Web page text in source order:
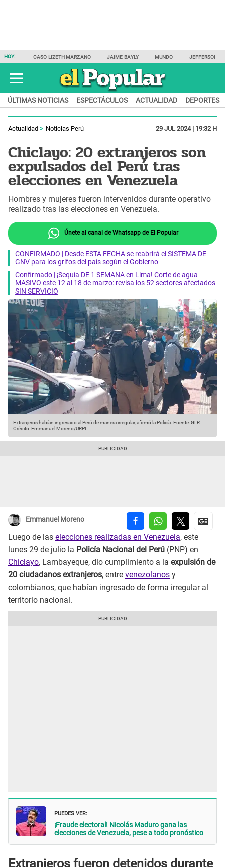
HOY: CASO LIZETH MARZANO JAIME BAYLY MUNDO JEFFERSON
ÚLTIMAS NOTICIAS ESPECTÁCULOS ACTUALIDAD DEPORTES
Actualidad Noticias Perú 29 JUL 2024 | 19:32 H
Chiclayo: 20 extranjeros son
expulsados del Perú tras
elecciones en Venezuela
Hombres y mujeres fueron intervenidos durante operativo
realizado tras las elecciones en Venezuela.
Únete al canal de Whatsapp de El Popular
CONFIRMADO | Desde ESTA FECHA se reabrirá el SISTEMA DE
GNV para los grifos del país según el Gobierno
Confirmado | ¡Sequía DE 1 SEMANA en Lima! Corte de agua
MASIVO este 12 al 18 de marzo: revisa los 52 sectores afectados
SIN SERVICIO
Extranjeros habían ingresado al Perú de manera irregular, afirmó la Policía. Fuente: GLR-
Crédito: Emmanuel Moreno/URPI
Emmanuel Moreno
Luego de las elecciones realizadas en Venezuela, este
lunes 29 de julio la Policía Nacional del Perú (PNP) en
Chiclayo, Lambayeque, dio cumplimiento a la expulsión de
20 ciudadanos extranjeros, entre venezolanos y
colombianos, que habían ingresado de forma irregular al
territorio nacional.
PUEDES VER:
¡Fraude electoral! Nicolás Maduro gana las
elecciones de Venezuela, pese a todo pronóstico
Extranjeros fueron detenidos durante